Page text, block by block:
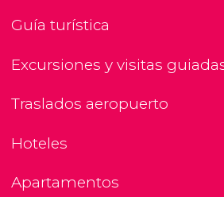
Guía turística
Excursiones y visitas
Traslados aeropuerto
Hoteles
Apartamentos